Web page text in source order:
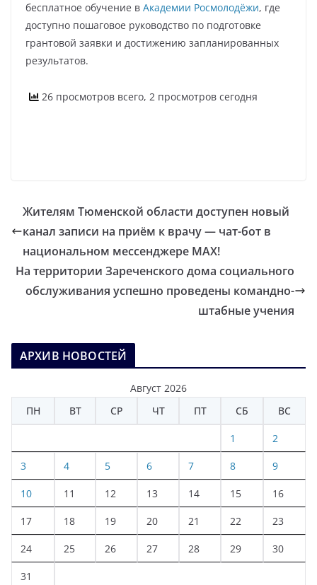
бесплатное обучение в Академии Росмолодёжи, где
доступно пошаговое руководство по подготовке
грантовой заявки и достижению запланированных
результатов.
26 просмотров всего, 2 просмотров сегодня
Жителям Тюменской области доступен новый
канал записи на приём к врачу — чат-бот в
национальном мессенджере МАХ!
На территории Зареченского дома социального
обслуживания успешно проведены командно-
штабные учения
АРХИВ НОВОСТЕЙ
Август 2026
ПН
ВТ СР ЧТ ПТ СБ ВС
1 2
3 4 5 6 7 8 9
10 11 12 13 14 15 16
17 18 19 20 21 22 23
24 25 26 27 28 29 30
31